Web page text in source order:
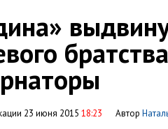
23 июня 2015 18:23 Автор